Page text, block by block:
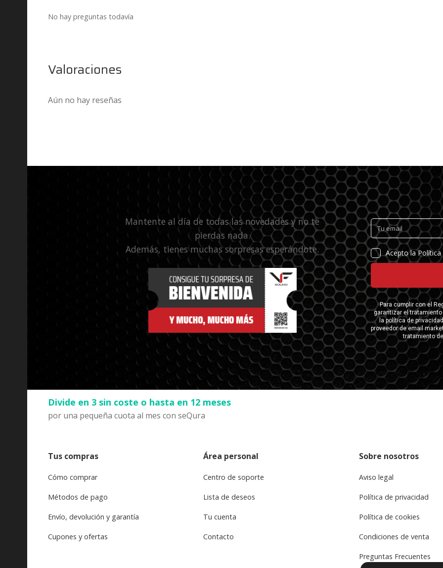
No hay preguntas todavía
Valoraciones
Aún no hay reseñas
Mantente al día de todas las novedades y no te
pierdas nada.
Además, tienes muchas sorpresas esperándote.
Divide en 3 sin coste o hasta en 12 meses
por una pequeña cuota al mes con seQura
Tus compras
Cómo comprar
Métodos de pago
Envío, devolución y garantía
Cupones y ofertas
Área personal
Centro de soporte
Lista de deseos
Tu cuenta
Contacto
Sobre nosotros
Aviso legal
Política de privacidad
Política de cookies
Condiciones de venta
Preguntas Frecuentes